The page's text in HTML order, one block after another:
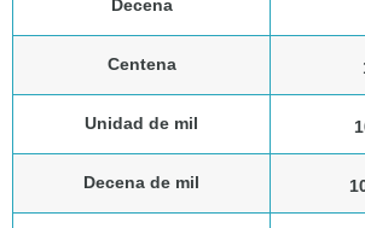
Decena
Centena
Unidad de mil
Decena de mil